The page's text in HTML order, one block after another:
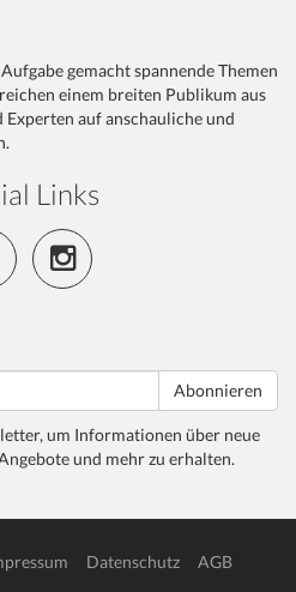
gemacht spannende Themen
einem breiten Publikum aus
auf anschauliche und
Links
Abonnieren
um Informationen über neue
und mehr zu erhalten.
Datenschutz
AGB